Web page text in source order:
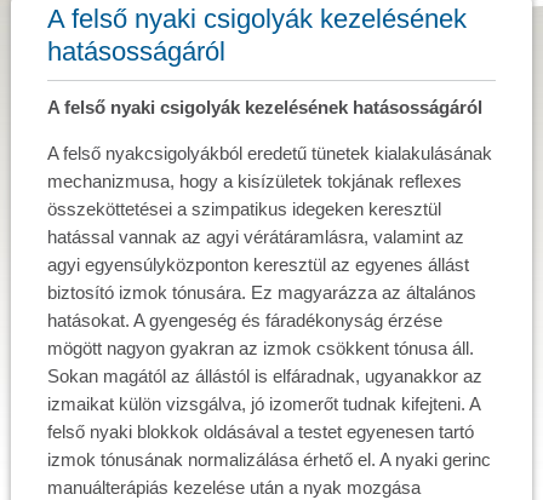
A felső nyaki csigolyák kezelésének
hatásosságáról
A felső nyaki csigolyák kezelésének hatásosságáról
A felső nyakcsigolyákból eredetű tünetek kialakulásának
mechanizmusa, hogy a kisízületek tokjának reflexes
összeköttetései a szimpatikus idegeken keresztül
hatással vannak az agyi vérátáramlásra, valamint az
agyi egyensúlyközponton keresztül az egyenes állást
biztosító izmok tónusára. Ez magyarázza az általános
hatásokat. A gyengeség és fáradékonyság érzése
mögött nagyon gyakran az izmok csökkent tónusa áll.
Sokan magától az állástól is elfáradnak, ugyanakkor az
izmaikat külön vizsgálva, jó izomerőt tudnak kifejteni. A
felső nyaki blokkok oldásával a testet egyenesen tartó
izmok tónusának normalizálása érhető el. A nyaki gerinc
manuálterápiás kezelése után a nyak mozgása